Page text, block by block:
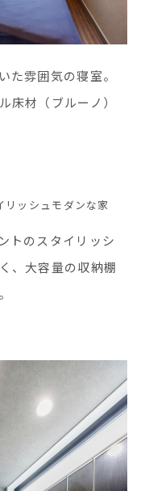
た雰囲気の寝室。
床材（ブルーノ）
トのスタイリッシ
、大容量の収納棚